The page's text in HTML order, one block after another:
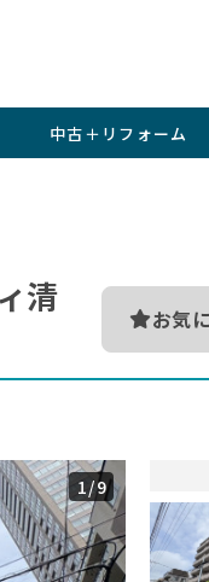
中古＋リフォーム
清
お気
1/9